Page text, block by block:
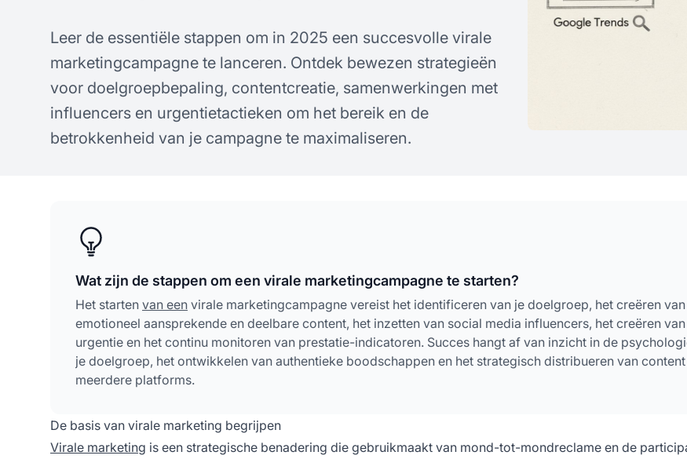
Leer de essentiële stappen om in 2025 een succesvolle virale
marketingcampagne te lanceren. Ontdek bewezen strategieën
voor doelgroepbepaling, contentcreatie, samenwerkingen met
influencers en urgentietactieken om het bereik en de
betrokkenheid van je campagne te maximaliseren.
Wat zijn de stappen om een virale marketingcampagne te starten?
Het starten van een virale marketingcampagne vereist het identificeren van je doelgroep, het creëren van
emotioneel aansprekende en deelbare content, het inzetten van social media influencers, het creëren van
urgentie en het continu monitoren van prestatie-indicatoren. Succes hangt af van inzicht in de
je doelgroep, het ontwikkelen van authentieke boodschappen en het strategisch distribueren van
meerdere platforms.
De basis van virale marketing begrijpen
Virale marketing is een strategische benadering die gebruikmaakt van mond-tot-mondreclame en de